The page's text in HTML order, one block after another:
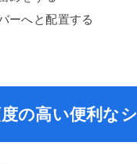
ーへと配置する
の高い便利な